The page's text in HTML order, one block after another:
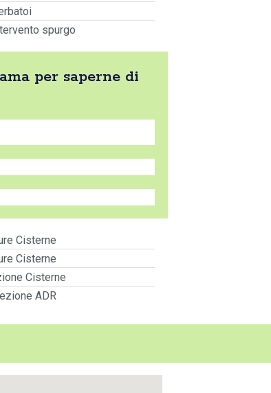
spurgo
per saperne di
Cisterne
Cisterne
Cisterne
ADR